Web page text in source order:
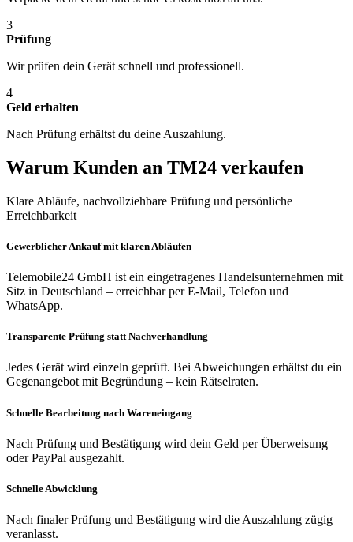
3
Prüfung
Wir prüfen dein Gerät schnell und professionell.
4
Geld erhalten
Nach Prüfung erhältst du deine Auszahlung.
Warum Kunden an TM24 verkaufen
Klare Abläufe, nachvollziehbare Prüfung und persönliche
Erreichbarkeit
Gewerblicher Ankauf mit klaren Abläufen
Telemobile24 GmbH ist ein eingetragenes Handelsunternehmen mit
Sitz in Deutschland – erreichbar per E-Mail, Telefon und
WhatsApp.
Transparente Prüfung statt Nachverhandlung
Jedes Gerät wird einzeln geprüft. Bei Abweichungen erhältst du ein
Gegenangebot mit Begründung – kein Rätselraten.
Schnelle Bearbeitung nach Wareneingang
Nach Prüfung und Bestätigung wird dein Geld per Überweisung
oder PayPal ausgezahlt.
Schnelle Abwicklung
Nach finaler Prüfung und Bestätigung wird die Auszahlung zügig
veranlasst.